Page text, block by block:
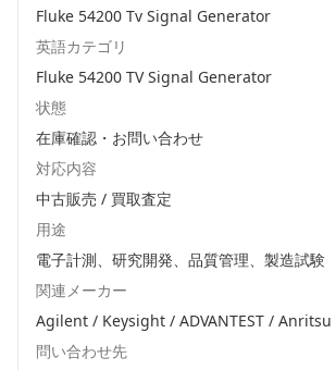
Fluke 54200 Tv Signal Generator
英語カテゴリ
Fluke 54200 TV Signal Generator
状態
在庫確認・お問い合わせ
対応内容
中古販売 / 買取査定
用途
電子計測、研究開発、品質管理、製造試験
関連メーカー
Agilent / Keysight / ADVANTEST / Anritsu
問い合わせ先